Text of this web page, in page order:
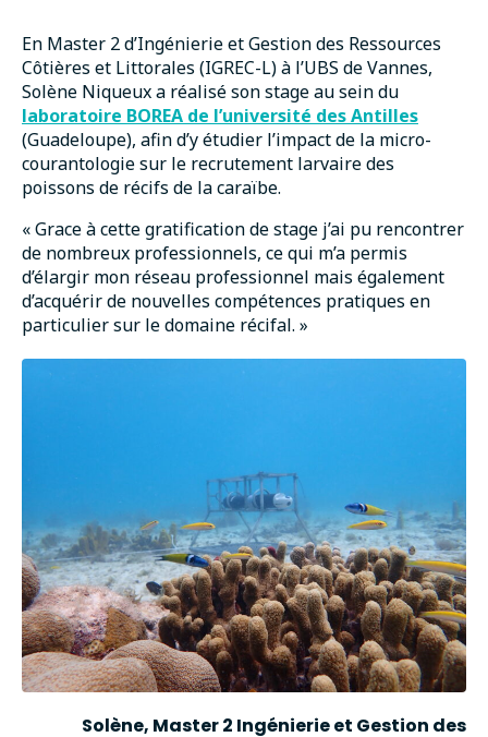
En Master 2 d’Ingénierie et Gestion des Ressources
Côtières et Littorales (IGREC-L) à l’UBS de Vannes,
Solène Niqueux a réalisé son stage au sein du
laboratoire BOREA de l’université des Antilles
(Guadeloupe), afin d’y étudier l’impact de la micro-
courantologie sur le recrutement larvaire des
poissons de récifs de la caraïbe.
« Grace à cette gratification de stage j’ai pu rencontrer
de nombreux professionnels, ce qui m’a permis
d’élargir mon réseau professionnel mais également
d’acquérir de nouvelles compétences pratiques en
particulier sur le domaine récifal. »
Solène, Master 2 Ingénierie et Gestion des